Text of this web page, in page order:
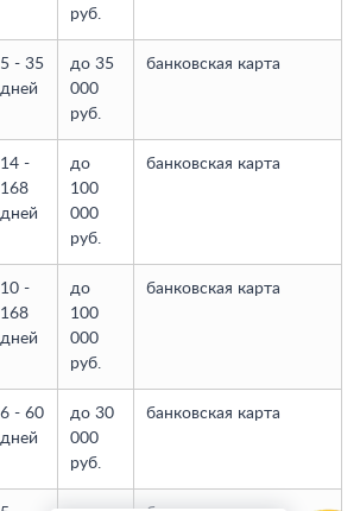
руб.
5 - 35
дней
до 35
000
руб.
банковская карта
14 -
168
дней
до
100
000
руб.
банковская карта
10 -
168
дней
до
100
000
руб.
банковская карта
6 - 60
дней
до 30
000
руб.
банковская карта